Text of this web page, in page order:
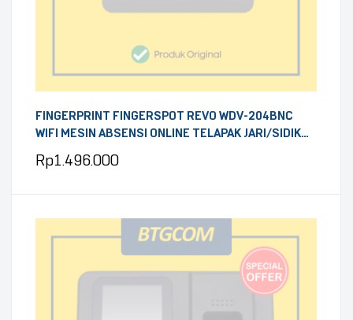
FINGERPRINT FINGERSPOT REVO WDV-204BNC
WIFI MESIN ABSENSI ONLINE TELAPAK JARI/SIDIK
INTERNAL
Rp1.496.000